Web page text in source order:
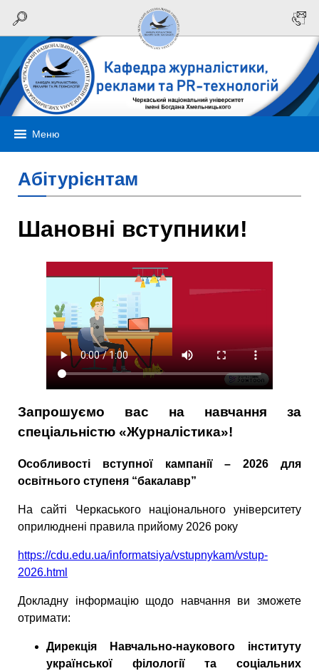
Меню
Абітурієнтам
Шановні вступники!
Запрошуємо вас на навчання за
спеціальністю «Журналістика»!
Особливості вступної кампанії – 2026 для
освітнього ступеня “бакалавр”
На сайті Черкаського національного університету
оприлюднені правила прийому 2026 року
https://cdu.edu.ua/informatsiya/vstupnykam/vstup-
2026.html
Докладну інформацію щодо навчання ви зможете
отримати:
Дирекція Навчально-наукового інституту
української філології та соціальних